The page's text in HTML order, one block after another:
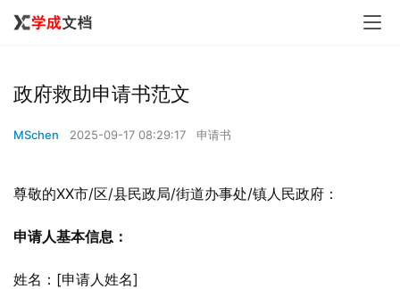
政府救助申请书范文
MSchen 2025-09-17 08:29:17 申请书
尊敬的XX市/区/县民政局/街道办事处/镇人民政府：
申请人基本信息：
姓名：[申请人姓名]